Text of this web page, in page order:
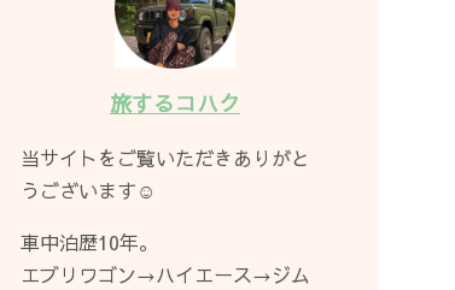
旅するコハク
当サイトをご覧いただきありがと
うございます☺︎
車中泊歴10年。
エブリワゴン→ハイエース→ジム